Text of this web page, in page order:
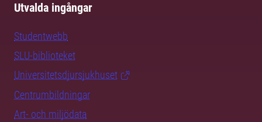
Utvalda ingångar
Studentwebb
SLU-biblioteket
Universitetsdjursjukhuset
Centrumbildningar
Art- och miljödata